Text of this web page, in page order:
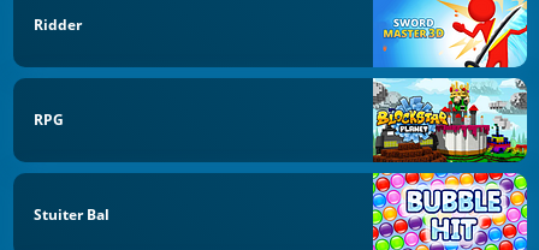
Ridder
RPG
Stuiter Bal